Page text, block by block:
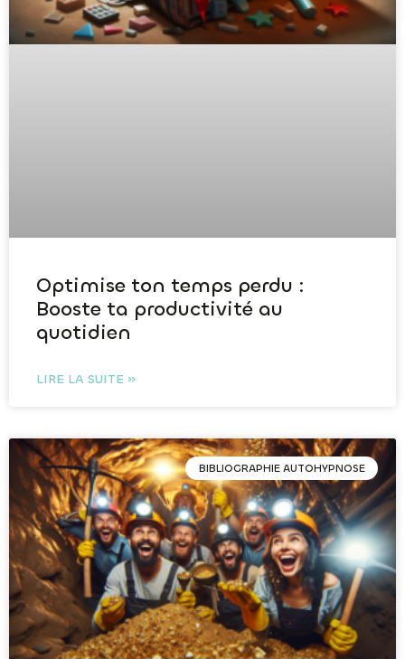
Optimise ton temps perdu :
Booste ta productivité au
quotidien
LIRE LA SUITE »
BIBLIOGRAPHIE AUTOHYPNOSE